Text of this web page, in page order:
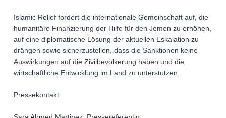
Islamic Relief fordert die internationale Gemeinschaft auf, die
humanitäre Finanzierung der Hilfe für den Jemen zu erhöhen,
auf eine diplomatische Lösung der aktuellen Eskalation zu
drängen sowie sicherzustellen, dass die Sanktionen keine
Auswirkungen auf die Zivilbevölkerung haben und die
wirtschaftliche Entwicklung im Land zu unterstützen.
Pressekontakt: